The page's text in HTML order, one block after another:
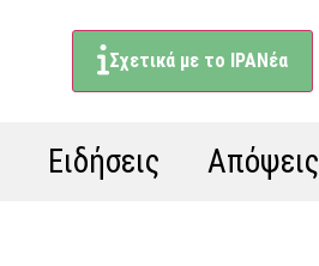
Σχετικά με το ΙΡΑΝέα
Ειδήσεις Απόψεις